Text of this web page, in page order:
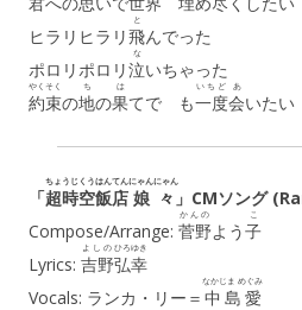
ヒラリヒラリ飛
と
んでった
ポロリポロリ泣
な
いちゃった
約束
やくそく
の地
ち
の果
は
てで も一度
いちど
会
あ
いたい
「超時空
ちょうじくう
飯店
はんてん
娘々
にゃんにゃん
」CMソング
Compose/Arrange: 菅野
かんの
よう子
こ
Lyrics: 吉野
よしの
弘幸
ひろゆき
Vocals: ランカ・リー＝ 中島愛
なかじま めぐみ